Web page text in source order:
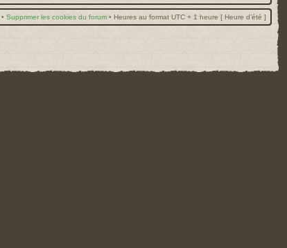
• Supprimer les cookies du forum • Heures au format UTC + 1 heure [ Heure d’été ]